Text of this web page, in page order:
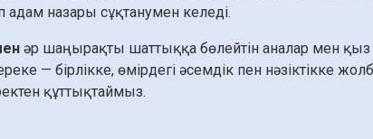
адам назары сұқтанумен келеді.
әр шаңырақты шаттыққа бөлейтін аналар мен
— бірлікке, өмірдегі әсемдік пен
құттықтаймыз.